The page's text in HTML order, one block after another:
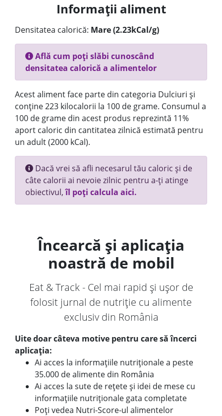
Informații aliment
Densitatea calorică: Mare (2.23kCal/g)
Află cum poți slăbi cunoscând
densitatea calorică a alimentelor
Acest aliment face parte din categoria Dulciuri și
conține 223 kilocalorii la 100 de grame. Consumul a
100 de grame din acest produs reprezintă 11%
aport caloric din cantitatea zilnică estimată pentru
un adult (2000 kCal).
Dacă vrei să afli necesarul tău caloric și de
câte calorii ai nevoie zilnic pentru a-ți atinge
obiectivul,îl poți calcula aici.
Încearcă și aplicația
noastră de mobil
Eat & Track - Cel mai rapid și ușor de
folosit jurnal de nutriție cu alimente
exclusiv din România
Uite doar câteva motive pentru care să încerci
aplicația:
Ai acces la informațiile nutriționale a peste
35.000 de alimente din România
Ai acces la sute de rețete și idei de mese cu
informațiile nutriționale gata completate
Poți vedea Nutri-Score-ul alimentelor